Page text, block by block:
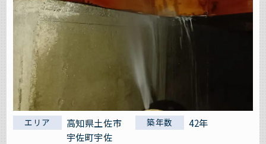
エリア
高知県土佐市
宇佐町宇佐
築年数 42年